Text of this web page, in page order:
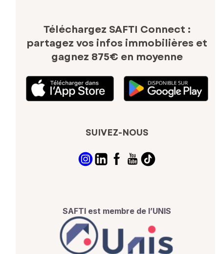
Téléchargez SAFTI Connect :
partagez vos infos immobilières et
gagnez 875€ en moyenne
SUIVEZ-NOUS
SAFTI est membre de l’UNIS